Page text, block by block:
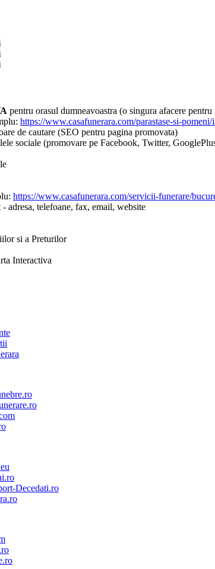
pentru orasul dumneavoastra (o singura afacere
https://www.casafunerara.com/parastase-si-pomeni/
de cautare (SEO pentru pagina promovata)
sociale (promovare pe Facebook, Twitter,
https://www.casafunerara.com/servicii-funerare/
telefoane, fax, email, website
si a Preturilor
Interactiva
Decedati.ro